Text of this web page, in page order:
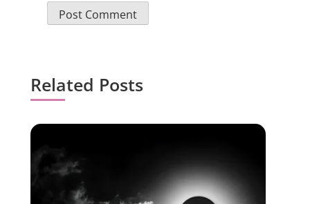
Related Posts